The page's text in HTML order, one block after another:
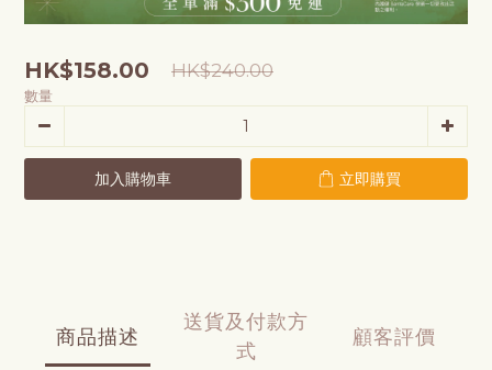
HK$158.00 HK$240.00
數量
加入購物車 立即購買
商品描述
送貨及付款方
式
顧客評價